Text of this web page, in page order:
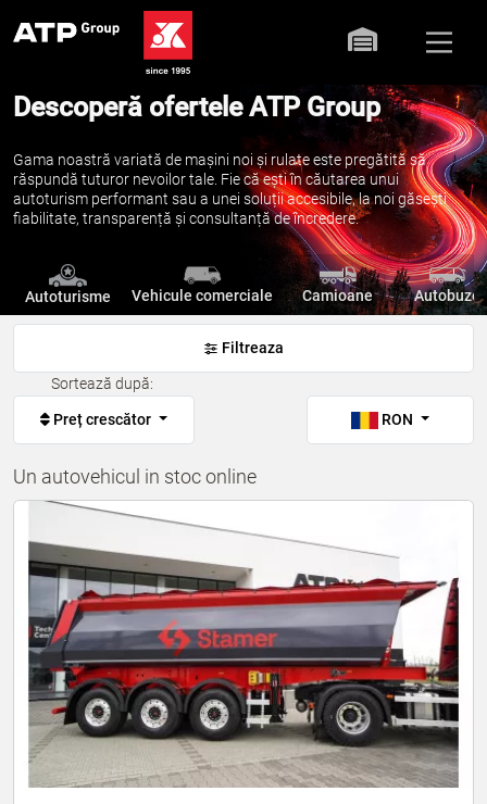
Descoperă ofertele ATP Group
Gama noastră variată de mașini noi și rulate este pregătită să
răspundă tuturor nevoilor tale. Fie că ești în căutarea unui
autoturism performant sau a unei soluții accesibile, la noi găsești
fiabilitate, transparență și consultanță de încredere.
Autoturisme Vehicule comerciale Camioane Autobuze
Filtreaza
Sortează după:
Preț crescător RON
Un autovehicul in stoc online